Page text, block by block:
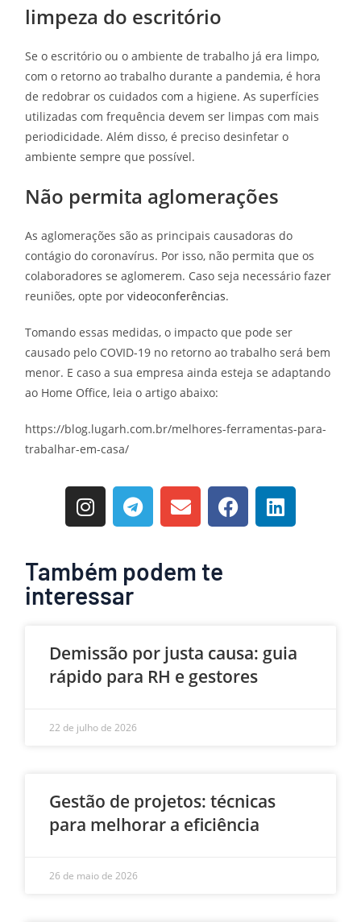
limpeza do escritório
Se o escritório ou o ambiente de trabalho já era limpo,
com o retorno ao trabalho durante a pandemia, é hora
de redobrar os cuidados com a higiene. As superfícies
utilizadas com frequência devem ser limpas com mais
periodicidade. Além disso, é preciso desinfetar o
ambiente sempre que possível.
Não permita aglomerações
As aglomerações são as principais causadoras do
contágio do coronavírus. Por isso, não permita que os
colaboradores se aglomerem. Caso seja necessário fazer
reuniões, opte porvideoconferências.
Tomando essas medidas, o impacto que pode ser
causado pelo COVID-19 no retorno ao trabalho será bem
menor. E caso a sua empresa ainda esteja se adaptando
ao Home Office, leia o artigo abaixo:
https://blog.lugarh.com.br/melhores-ferramentas-para-
trabalhar-em-casa/
Também podem te
interessar
Demissão por justa causa: guia
rápido para RH e gestores
22 de julho de 2026
Gestão de projetos: técnicas
para melhorar a eficiência
26 de maio de 2026